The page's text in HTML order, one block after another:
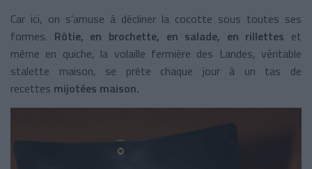
Car ici, on s’amuse à décliner la cocotte sous toutes ses
formes. Rôtie, en brochette, en salade, en rillettes et
même en quiche, la volaille fermière des Landes, véritable
stalette maison, se prête chaque jour à un tas de
recettes mijotées maison.